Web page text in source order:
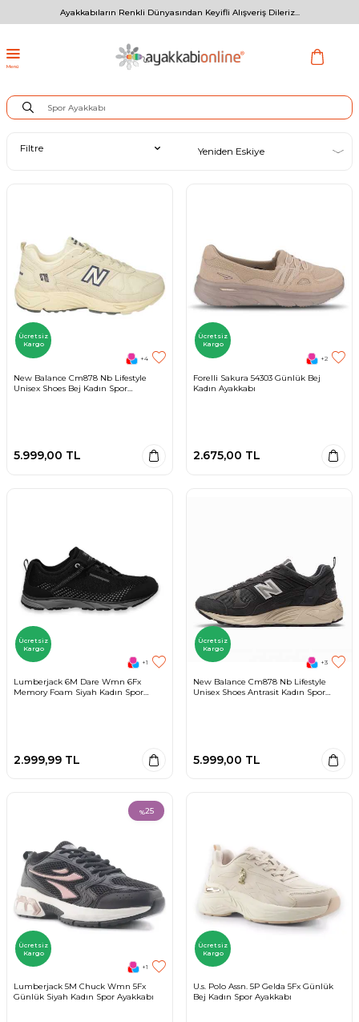
Ayakkabıların Renkli Dünyasından Keyifli Alışveriş Dileriz...
Menü
Filtre
Ücretsiz
Kargo
+4
New Balance Cm878 Nb Lifestyle
Unisex Shoes Bej Kadın Spor
5.999,00 TL
Ücretsiz
Kargo
+2
Forelli Sakura 54303 Günlük Bej
Kadın Ayakkabı
2.675,00 TL
Ücretsiz
Kargo
+1
Lumberjack 6M Dare Wmn 6Fx
Memory Foam Siyah Kadın Spor
2.999,99 TL
Ücretsiz
Kargo
+3
New Balance Cm878 Nb Lifestyle
Unisex Shoes Antrasit Kadın Spor
5.999,00 TL
%25
Ücretsiz
Kargo
+1
Lumberjack 5M Chuck Wmn 5Fx
Günlük Siyah Kadın Spor Ayakkabı
Ücretsiz
Kargo
U.s. Polo Assn. 5P Gelda 5Fx Günlük
Bej Kadın Spor Ayakkabı